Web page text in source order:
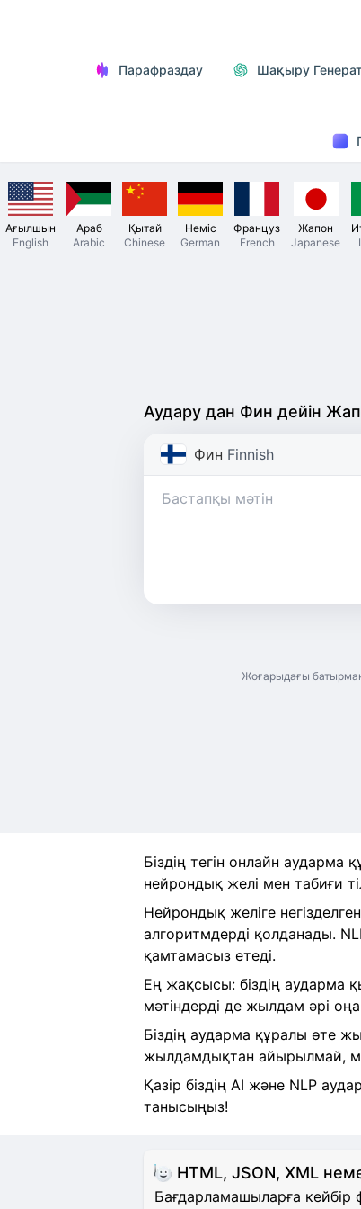
Парафраздау Шақыру
Ағылшын
English
Араб
Arabic
Қытай
Chinese
Неміс
German
Француз
French
Жапон
Japanese
Аудару дан Фин дейін
Фин Finnish
Жоғарыдағы
Біздің тегін онлайн аударма
нейрондық желі мен табиғи
Нейрондық желіге
алгоритмдерді қолданады.
қамтамасыз етеді.
Ең жақсысы: біздің аударма
мәтіндерді де жылдам әрі
Біздің аударма құралы өте
жылдамдықтан айырылмай,
Қазір біздің AI және NLP
танысыңыз!
HTML, JSON, XML
Бағдарламашыларға кейбір